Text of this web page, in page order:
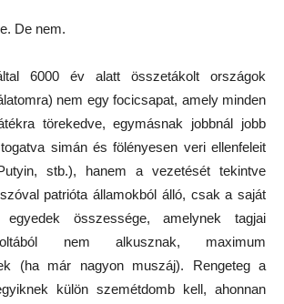
De nem.
6000 év alatt összetákolt országok
nem egy focicsapat, amely minden
törekedve, egymásnak jobbnál jobb
simán és fölényesen veri ellenfeleit
stb.), hanem a vezetését tekintve
patrióta államokból álló, csak a saját
összessége, amelynek tagjai
nem alkusznak, maximum
(ha már nagyon muszáj). Rengeteg a
külön szemétdomb kell, ahonnan